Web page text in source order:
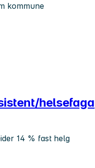
kommune
helsefaga
14 % fast helg